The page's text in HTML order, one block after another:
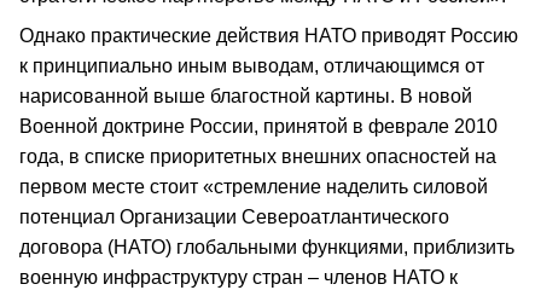
Однако практические действия НАТО приводят Россию
к принципиально иным выводам, отличающимся от
нарисованной выше благостной картины. В новой
Военной доктрине России, принятой в феврале 2010
года, в списке приоритетных внешних опасностей на
первом месте стоит «стремление наделить силовой
потенциал Организации Североатлантического
договора (НАТО) глобальными функциями, приблизить
военную инфраструктуру стран – членов НАТО к